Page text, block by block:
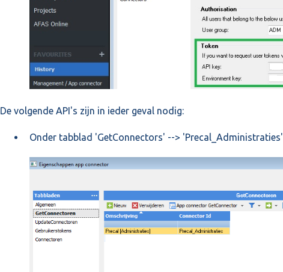
De volgende API's zijn in ieder geval nodig:
Onder tabblad 'GetConnectors' --> 'Precal_Administraties'